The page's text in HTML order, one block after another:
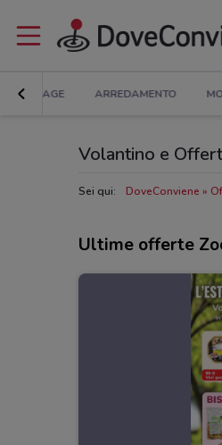
BRICOLAGE ARREDAMENTO
Volantino e
Sei qui: DoveConviene
Ultime offerte